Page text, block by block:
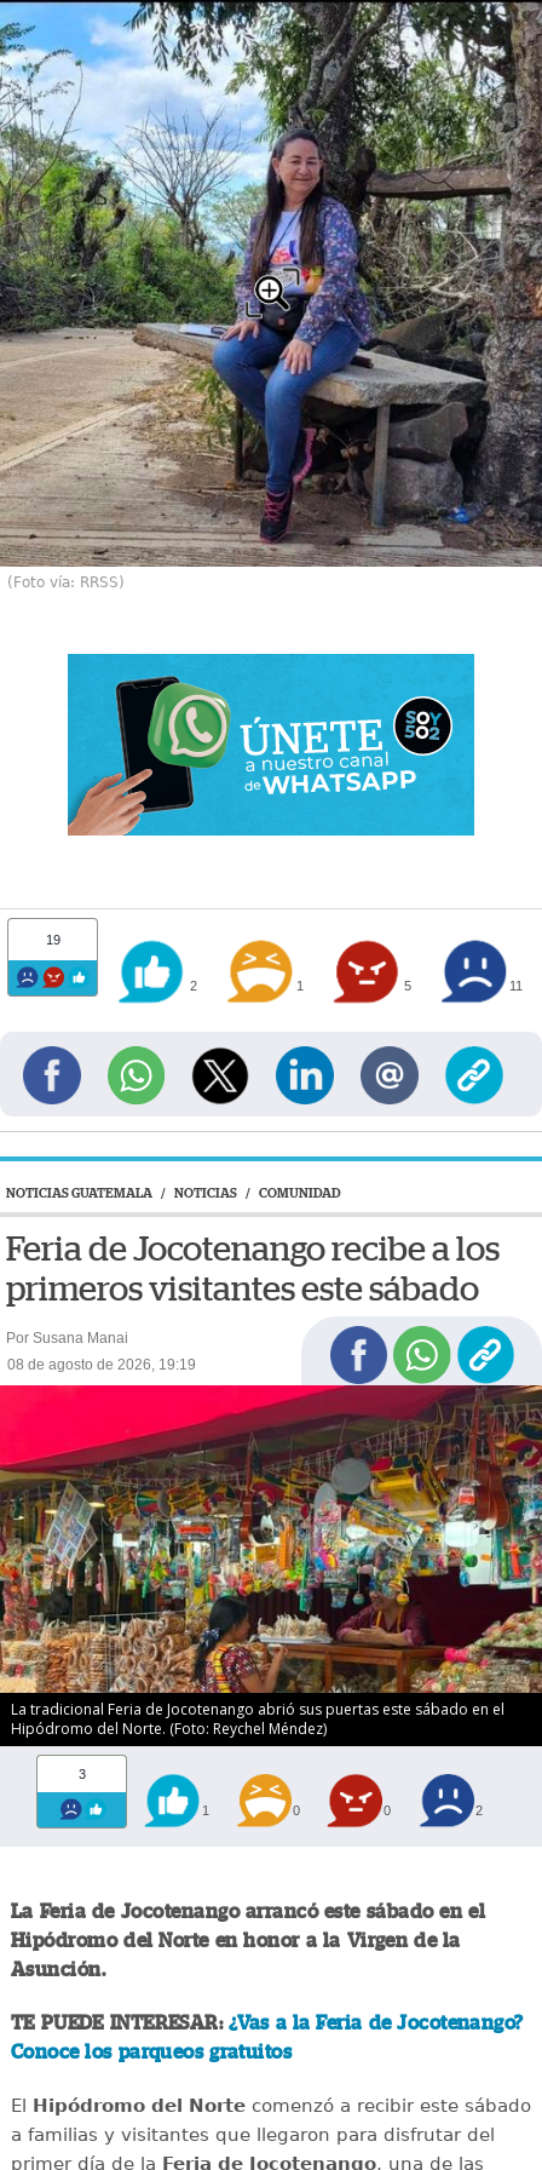
(Foto vía: RRSS)
19
2 1 5 11
NOTICIAS GUATEMALA / NOTICIAS / COMUNIDAD
Feria de Jocotenango recibe a los
primeros visitantes este sábado
Por Susana Manai
08 de agosto de 2026, 19:19
La tradicional Feria de Jocotenango abrió sus puertas este sábado en el
Hipódromo del Norte. (Foto: Reychel Méndez)
3
1 0 0 2
La Feria de Jocotenango arrancó este sábado en el
Hipódromo del Norte en honor a la Virgen de la
Asunción.
TE PUEDE INTERESAR:¿Vas a la Feria de Jocotenango?
Conoce los parqueos gratuitos
El Hipódromo del Nortecomenzó a recibir este sábado
a familias y visitantes que llegaron para disfrutar del
primer día de la Feria de Jocotenango, una de las